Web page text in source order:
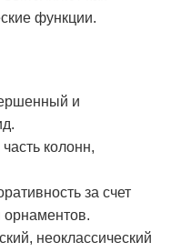
функции.
и
колонн,
за счет
неоклассический